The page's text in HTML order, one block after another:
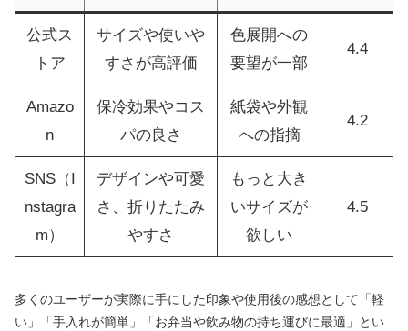
公式ス
トア
サイズや使いや
すさが高評価
色展開への
要望が一部
4.4
Amazo
n
保冷効果やコス
パの良さ
紙袋や外観
への指摘
4.2
SNS（I
nstagra
m）
デザインや可愛
さ、折りたたみ
やすさ
もっと大き
いサイズが
欲しい
4.5
多くのユーザーが実際に手にした印象や使用後の感想として「軽
い」「手入れが簡単」「お弁当や飲み物の持ち運びに最適」とい